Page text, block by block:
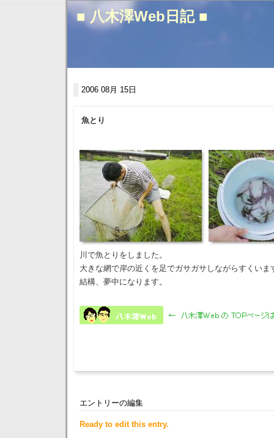
■ 八木澤Web日記 ■
2006 08月 15日
魚とり
川で魚とりをしました。
大きな網で岸の近くを足でガサガサしながらすくいま
結構、夢中になります。
エントリーの編集
Ready to edit this entry.